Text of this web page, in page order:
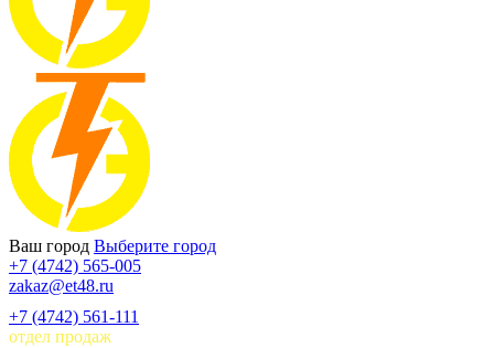
Ваш город Выберите город
+7 (4742) 565-005
zakaz@et48.ru
+7 (4742) 561-111
отдел продаж